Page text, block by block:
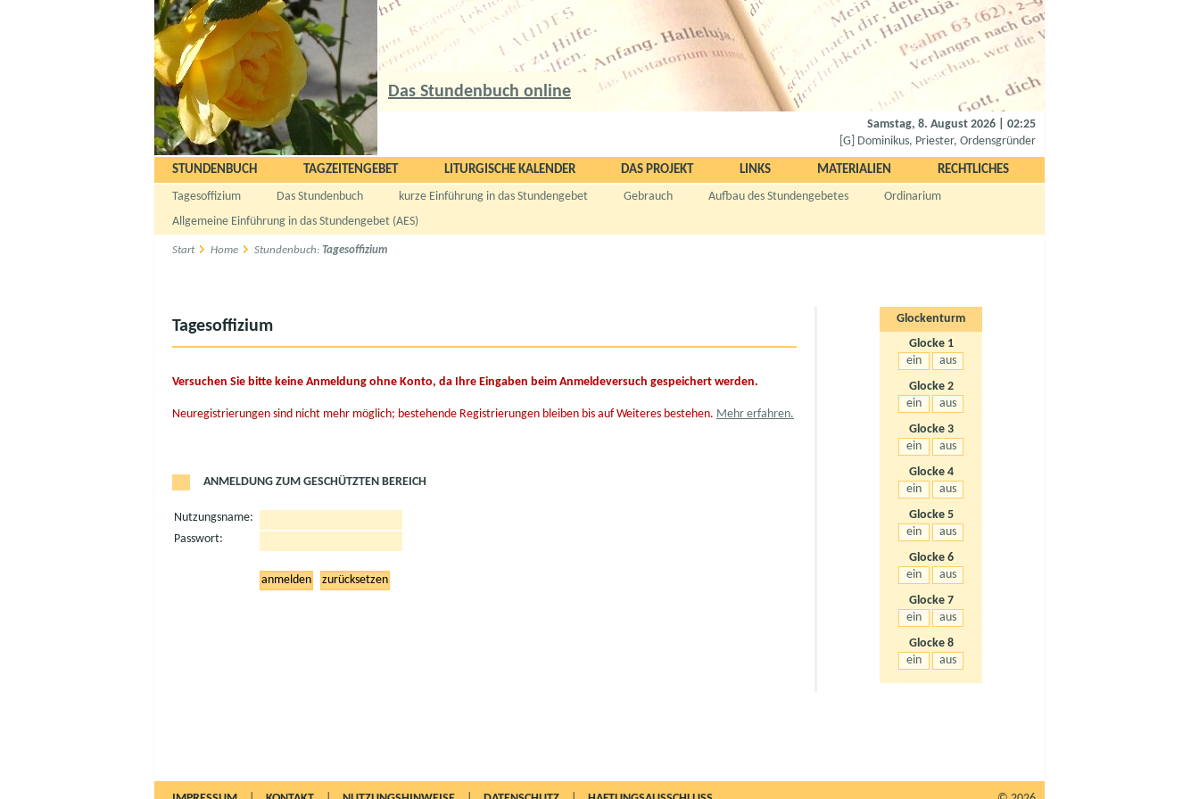
Das Stundenbuch online
Samstag, 8. August 2026 | 02:25
[G] Dominikus, Priester, Ordensgründer
STUNDENBUCH TAGZEITENGEBET LITURGISCHE KALENDER DAS PROJEKT LINKS MATERIALIEN RECHTLICHES
Tagesoffizium Das Stundenbuch kurze Einführung in das Stundengebet Gebrauch Aufbau des Stundengebetes
Ordinarium
Allgemeine Einführung in das Stundengebet (AES)
Start Home Stundenbuch: Tagesoffizium
Tagesoffizium
Versuchen Sie bitte keine Anmeldung ohne Konto, da Ihre Eingaben beim Anmeldeversuch gespeichert werden.
Neuregistrierungen sind nicht mehr möglich; bestehende Registrierungen bleiben bis auf Weiteres bestehen. Mehr erfahren.
ANMELDUNG ZUM GESCHÜTZTEN BEREICH
Nutzungsname:
Passwort:
Glockenturm
Glocke 1
Glocke 2
Glocke 3
Glocke 4
Glocke 5
Glocke 6
Glocke 7
Glocke 8